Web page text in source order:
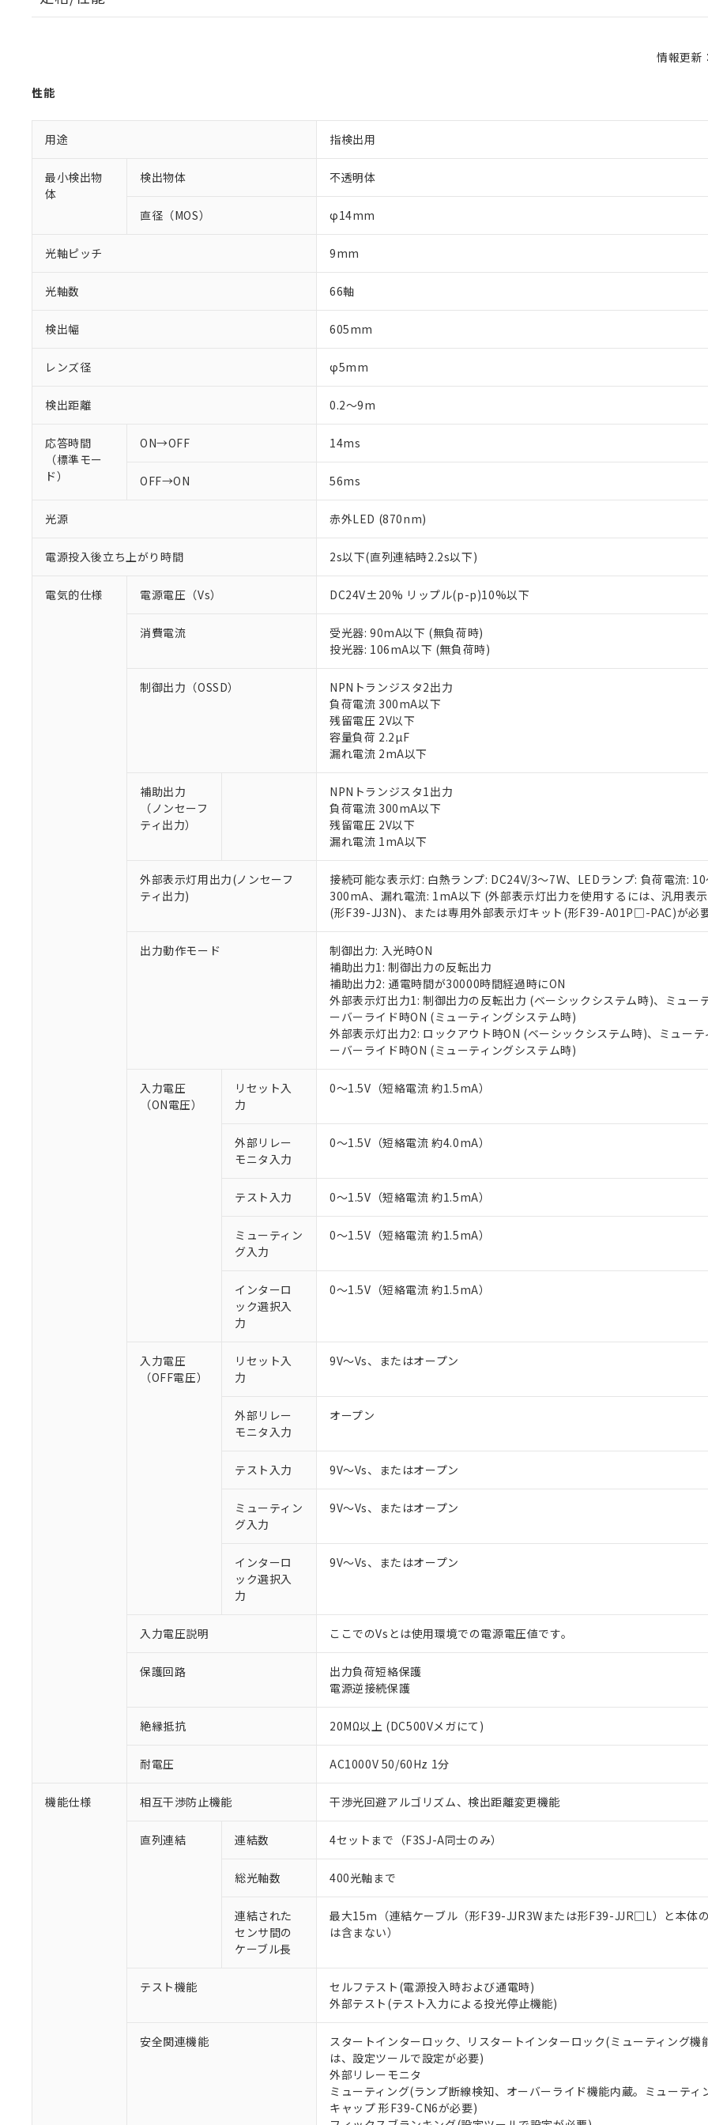
情報更新
性能
用途 指検出用
最小検出物
体
検出物体 不透明体
直径（MOS） φ14mm
光軸ピッチ 9mm
光軸数 66軸
検出幅 605mm
レンズ径 φ5mm
検出距離 0.2～9m
応答時間
（標準モー
ド）
ON→OFF 14ms
OFF→ON 56ms
光源 赤外LED (870nm)
電源投入後立ち上がり時間 2s以下(直列連結時2.2s以下)
電気的仕様 電源電圧（Vs） DC24V±20% リップル(p-p)10%以下
消費電流
受光器: 90mA以下 (無負荷時)
投光器: 106mA以下 (無負荷時)
制御出力（OSSD）
NPNトランジスタ2出力
負荷電流 300mA以下
残留電圧 2V以下
容量負荷 2.2µF
漏れ電流 2mA以下
補助出力
（ノンセーフ
ティ出力）
NPNトランジスタ1出力
負荷電流 300mA以下
残留電圧 2V以下
漏れ電流 1mA以下
外部表示灯用出力(ノンセーフ
ティ出力)
接続可能な表示灯: 白熱ランプ: DC24V/3～7W、LEDランプ: 負荷電流: 10
300mA、漏れ電流: 1mA以下 (外部表示灯出力を使用するには、汎用表
(形F39-JJ3N)、または専用外部表示灯キット(形F39-A01P□-PAC)が必
出力動作モード
制御出力: 入光時ON
補助出力1: 制御出力の反転出力
補助出力2: 通電時間が30000時間経過時にON
外部表示灯出力1: 制御出力の反転出力 (ベーシックシステム時)、ミュー
ーバーライド時ON (ミューティングシステム時)
外部表示灯出力2: ロックアウト時ON (ベーシックシステム時)、ミュー
ーバーライド時ON (ミューティングシステム時)
入力電圧
（ON電圧）
リセット入
力
0～1.5V（短絡電流 約1.5mA）
外部リレー
モニタ入力
0～1.5V（短絡電流 約4.0mA）
テスト入力 0～1.5V（短絡電流 約1.5mA）
ミューティン
グ入力
0～1.5V（短絡電流 約1.5mA）
インターロ
ック選択入
力
0～1.5V（短絡電流 約1.5mA）
入力電圧
（OFF電圧）
リセット入
力
9V～Vs、またはオープン
外部リレー
モニタ入力
オープン
テスト入力 9V～Vs、またはオープン
ミューティン
グ入力
9V～Vs、またはオープン
インターロ
ック選択入
力
9V～Vs、またはオープン
入力電圧説明 ここでのVsとは使用環境での電源電圧値です。
保護回路
出力負荷短絡保護
電源逆接続保護
絶縁抵抗 20MΩ以上 (DC500Vメガにて)
耐電圧 AC1000V 50/60Hz 1分
機能仕様 相互干渉防止機能 干渉光回避アルゴリズム、検出距離変更機能
直列連結 連結数 4セットまで（F3SJ-A同士のみ）
総光軸数 400光軸まで
連結された
センサ間の
ケーブル長
最大15m（連結ケーブル（形F39-JJR3Wまたは形F39-JJR□L）と本体
は含まない）
テスト機能
セルフテスト(電源投入時および通電時)
外部テスト(テスト入力による投光停止機能)
安全関連機能
スタートインターロック、リスタートインターロック(ミューティング機
は、設定ツールで設定が必要)
外部リレーモニタ
ミューティング(ランプ断線検知、オーバーライド機能内蔵。ミューティ
キャップ 形F39-CN6が必要)
ご利用条件
以下の条件をお読みいただき、同意のうえご利用ください。
本サービスは、当社制御機器事業取扱商品の当社在庫状況および標準価格(税抜)を
くものです。
当社制御機器事業取扱商品の中には、本サービスの対象外となる商品もあること
在庫状況および標準価格照会結果は、記載している更新日時点での社内データに
のであり、閲覧された時点での実際の在庫および標準価格とは異なる場合がある
正式な納期状況および標準価格はお客様のお取引先、またはお客様担当のオムロン
オムロン制御機器販売店や当社販売拠点は「販売ネットワーク
」をご確認くだ
在庫状況および標準価格結果を当社の事前の承諾なく第三者に漏洩または開示しな
す。
ている必要があります。
お客様が当ウェブサイト上で当社にご登録された部品リストについて、当社および
さい。
いる法人を指します。
※1 対応状況
対応済み：EU RoHS指令（10物質）の非含有に対応した製品が提供可能な商品です
対応予定：EU RoHS指令（10物質）の非含有に対応した製品に切り替える予定のある商
対応予定なし：EU RoHS指令（10物質）の非含有に非対応の商品で、対応品を出す予
調査・確認中：EU RoHS指令（10物質）の非含有の対応状況を調査中または確認中の商
非該当品：ライセンス料など無形物で、有害物質有無と関係のない商品です。
*EU RoHS指令（10物質）：
鉛(Pb) 1000ppm以下、 水銀(Hg) 1000ppm以下、 カドミウム(Cd) 100ppm以下、
六価クロム(Cr(Ⅵ)) 1000ppm以下、ポリ臭化ビフェニル類(PBB) 1000ppm以下、ポリ臭化ジフェニルエーテル類
フタル酸ビス(2-エチルヘキシル) (DEHP)(別名：DOP) 1000ppm以下、フタル酸ブチルベンジル（BBP）
ル（DBP） 1000ppm以下、フタル酸ジイソブチル (DIBP) 1000ppm以下
但し、RoHS指令で産業用監視および制御機器に対する適用除外項目は除く。
フタル酸エステル類の４物質については閾値を超える意図的な使用がないことを確認しています。
部品在庫の切り替え状況などにより、予定月が前後することがあります。
※3 非含有証明書ダウンロード
下記の非含有証明書をダウンロードすることができます。
EU RoHS指令（10物質）の非含有証明書
51物質の非含有証明書（当社基準）
※本証明書は発行日時点で非含有を証明するもので、過去に遡って非含有を証明するも
混在することから備考欄に対応日を記載しておりました。
既に当社にて対応品への在庫切替を完了していることから、特段のことがない限り、
※1 中国RoHS○×表
「○」：最大均質材料含有率が中国RoHSの基準値以下であることを示します。
「×」：最大均質材料含有率が中国RoHSの基準値を超えていることを示します。
「－」：未確認です。当社販売部門へお問い合わせください。
*中国RoHS10物質の基準値 (GB/T26572)：
Pb(鉛) :1000ppm、 Hg(水銀) : 1000ppm、 Cd(カドミウム) : 100ppm、
Cr(Ⅵ)(六価クロム) : 1000ppm、 PBBs(ポリ臭化ビフェニル類) : 1000ppm、 PBDEs(ポリ臭化ジフェニルエーテ
DBP(フタル酸ジブチル) : 1000ppm、 DIBP(フタル酸ジイソブチル) : 1000ppm、 BBP(フタル酸ブチルベンジル
DEHP(フタル酸ビス(2-エチルヘキシル)) : 1000ppm
※2 環境保護使用期限
「ｅ」：有害物質（10物質）のすべてが基準値以下であることを示します。
「10」：通常の使用状況下において有害物質が外部に漏えいし、環境に深刻な影響を及
味します。
当社は、これら貴社製品のうち、外国為替および外国貿易法に定める商品（以下｢
う）を輸出または国外への提供する場合は、日本国政府の輸出許可(または役務取
などの必要な手続きをとります。
当社は規制貨物を破棄する場合は、完全に破砕するなど、違法に輸出されないよ
当社は貴社製品を、核兵器、ミサイル、化学兵器、生物兵器またはその他武器並
置等に一切使用いたしません。
また当社は、販売先および販売に係わる関係者が違法に輸出するおそれがある場
たしません。
一定数以上の在庫あり
－
在庫なし(最新の在庫状況については、お客様のお取引先、またはお客様担当
空
受注生産機種、また在庫状況の情報を公開していない機種